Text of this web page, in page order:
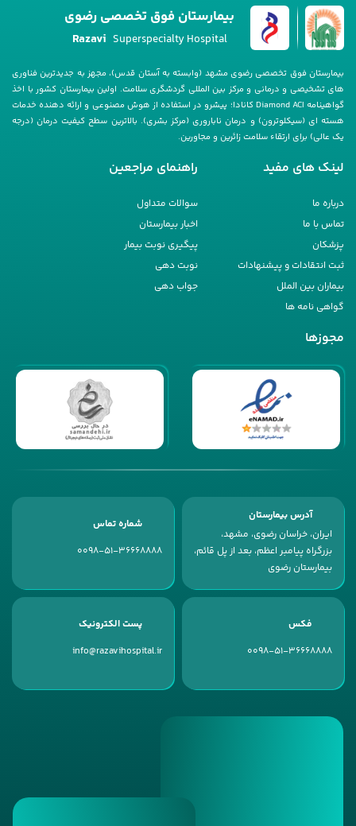
بیمارستان فوق تخصصی رضوی
Razavi Superspecialty Hospital
بیمارستان فوق تخصصی رضوی مشهد (وابسته به آستان قدس)، مجهز به جدیدترین فناوری
های تشخیصی و درمانی و مرکز بین المللی گردشگری سلامت. اولین بیمارستان کشور با اخذ
گواهینامه Diamond ACI کانادا؛ پیشرو در استفاده از هوش مصنوعی و ارائه دهنده خدمات
هسته ای (سیکلوترون) و درمان ناباروری (مرکز بشری). بالاترین سطح کیفیت درمان (درجه
یک عالی) برای ارتقاء سلامت زائرین و مجاورین.
لینک های مفید
درباره ما
تماس با ما
پزشکان
ثبت انتقادات و پیشنهادات
بیماران بین الملل
گواهی نامه ها
راهنمای مراجعین
سوالات متداول
اخبار بیمارستان
پیگیری نوبت بیمار
نوبت دهی
جواب دهی
مجوزها
آدرس بیمارستان
ایران، خراسان رضوی، مشهد،
بزرگراه پیامبر اعظم، بعد از پل قائم،
بیمارستان رضوی
شماره تماس
0098-51-36668888
فکس
0098-51-36668888
پست الکترونیک
info@razavihospital.ir